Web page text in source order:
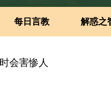
每日言教 解惑之
会害惨人